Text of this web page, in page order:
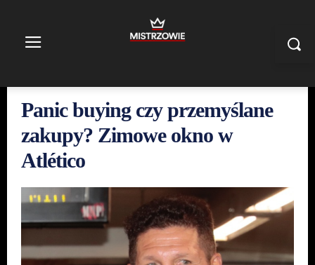
Panic buying czy przemyślane
zakupy? Zimowe okno w
Atlético